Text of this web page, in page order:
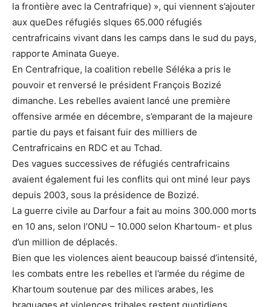
la frontière avec la Centrafrique) », qui viennent s’ajouter
aux queDes réfugiés slques 65.000 réfugiés
centrafricains vivant dans les camps dans le sud du pays,
rapporte Aminata Gueye.
En Centrafrique, la coalition rebelle Séléka a pris le
pouvoir et renversé le président François Bozizé
dimanche. Les rebelles avaient lancé une première
offensive armée en décembre, s’emparant de la majeure
partie du pays et faisant fuir des milliers de
Centrafricains en RDC et au Tchad.
Des vagues successives de réfugiés centrafricains
avaient également fui les conflits qui ont miné leur pays
depuis 2003, sous la présidence de Bozizé.
La guerre civile au Darfour a fait au moins 300.000 morts
en 10 ans, selon l’ONU – 10.000 selon Khartoum- et plus
d’un million de déplacés.
Bien que les violences aient beaucoup baissé d’intensité,
les combats entre les rebelles et l’armée du régime de
Khartoum soutenue par des milices arabes, les